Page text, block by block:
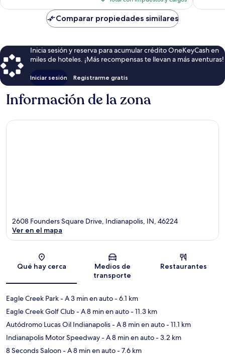
es
de
$102
Comparar propiedades similares
Inicia sesión y reserva para acumular crédito OneKeyCash en
miles de hoteles. ¡Más recompensas te llevan a más aventuras!
Iniciar sesión Registrarme gratis
Información de la zona
Sección del mapa
2608 Founders Square Drive, Indianapolis, IN, 46224
Ver en el mapa
Qué hay cerca
Medios de
transporte
Restaurantes
Eagle Creek Park- A 3 min en auto- 6.1 km
Eagle Creek Golf Club- A 8 min en auto- 11.3 km
Autódromo Lucas Oil Indianapolis- A 8 min en auto- 11.1 km
Indianapolis Motor Speedway- A 8 min en auto- 3.2 km
8 Seconds Saloon- A 8 min en auto- 7.6 km